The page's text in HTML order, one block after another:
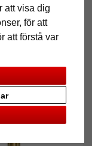
att visa dig
för att
att förstå var